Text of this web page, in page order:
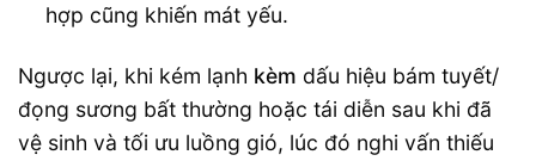
hợp cũng khiến mát yếu.
Ngược lại, khi kém lạnh kèm dấu hiệu bám tuyết/
đọng sương bất thường hoặc tái diễn sau khi đã
vệ sinh và tối ưu luồng gió, lúc đó nghi vấn thiếu